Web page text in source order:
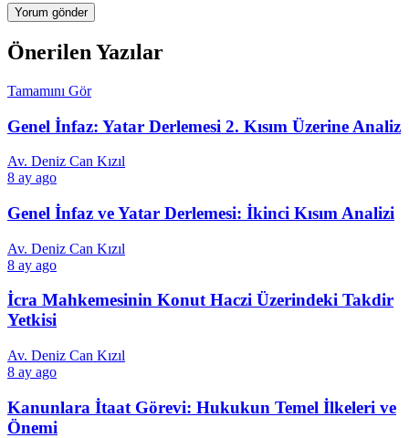
Önerilen Yazılar
Tamamını Gör
Genel İnfaz: Yatar Derlemesi 2. Kısım Üzerine Analiz
Av. Deniz Can Kızıl
8 ay ago
Genel İnfaz ve Yatar Derlemesi: İkinci Kısım Analizi
Av. Deniz Can Kızıl
8 ay ago
İcra Mahkemesinin Konut Haczi Üzerindeki Takdir
Yetkisi
Av. Deniz Can Kızıl
8 ay ago
Kanunlara İtaat Görevi: Hukukun Temel İlkeleri ve
Önemi